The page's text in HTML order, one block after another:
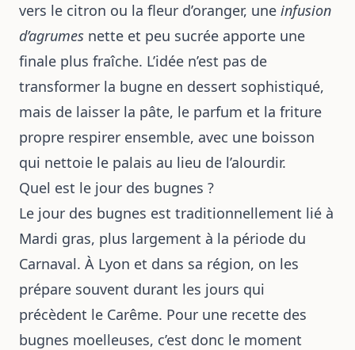
vers le citron ou la fleur d’oranger, une infusion
d’agrumes nette et peu sucrée apporte une
finale plus fraîche. L’idée n’est pas de
transformer la bugne en dessert sophistiqué,
mais de laisser la pâte, le parfum et la friture
propre respirer ensemble, avec une boisson
qui nettoie le palais au lieu de l’alourdir.
Quel est le jour des bugnes ?
Le jour des bugnes est traditionnellement lié à
Mardi gras, plus largement à la période du
Carnaval. À Lyon et dans sa région, on les
prépare souvent durant les jours qui
précèdent le Carême. Pour une recette des
bugnes moelleuses, c’est donc le moment